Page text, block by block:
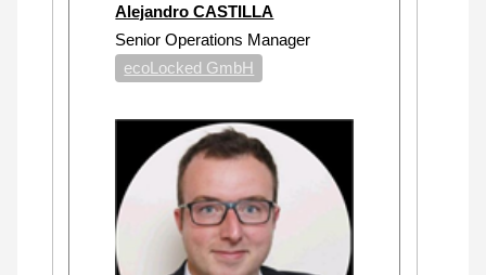
Alejandro CASTILLA
Senior Operations Manager
ecoLocked GmbH